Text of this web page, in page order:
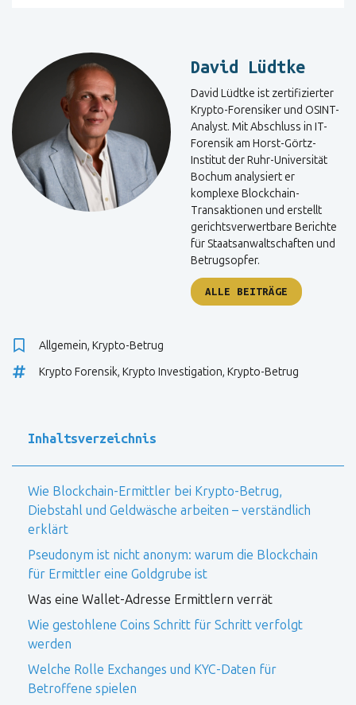
David Lüdtke
David Lüdtke ist zertifizierter
Krypto-Forensiker und OSINT-
Analyst. Mit Abschluss in IT-
Forensik am Horst-Görtz-
Institut der Ruhr-Universität
Bochum analysiert er
komplexe Blockchain-
Transaktionen und erstellt
gerichtsverwertbare Berichte
für Staatsanwaltschaften und
Betrugsopfer.
ALLE BEITRÄGE
Allgemein, Krypto-Betrug
Krypto Forensik, Krypto Investigation, Krypto-Betrug
Inhaltsverzeichnis
Wie Blockchain-Ermittler bei Krypto-Betrug,
Diebstahl und Geldwäsche arbeiten – verständlich
erklärt
Pseudonym ist nicht anonym: warum die Blockchain
für Ermittler eine Goldgrube ist
Was eine Wallet-Adresse Ermittlern verrät
Wie gestohlene Coins Schritt für Schritt verfolgt
werden
Welche Rolle Exchanges und KYC-Daten für
Betroffene spielen